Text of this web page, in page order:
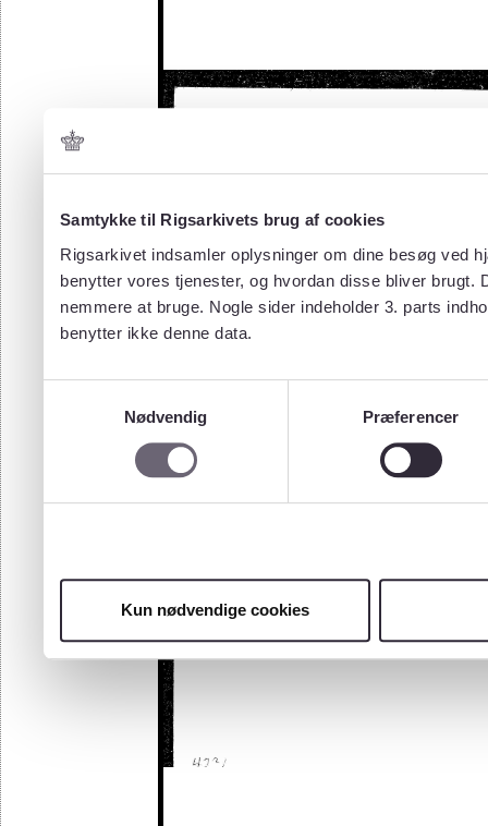
Samtykke til Rigsarkivets brug af cookies
Rigsarkivet indsamler oplysninger om dine besøg ved
benytter vores tjenester, og hvordan disse bliver
nemmere at bruge. Nogle sider indeholder 3. parts
benytter ikke denne data.
Nødvendig
Præferencer
Kun nødvendige cookies